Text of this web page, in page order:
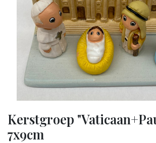
Kerstgroep
7x9cm